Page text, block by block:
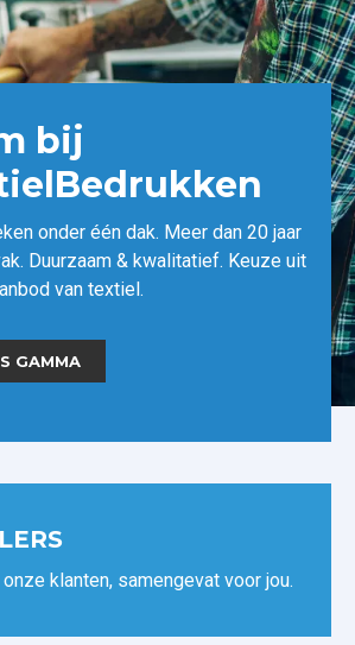
bij
onder één dak. Meer dan 20 jaar
Duurzaam & kwalitatief. Keuze uit
van textiel.
GAMMA
klanten, samengevat voor jou.